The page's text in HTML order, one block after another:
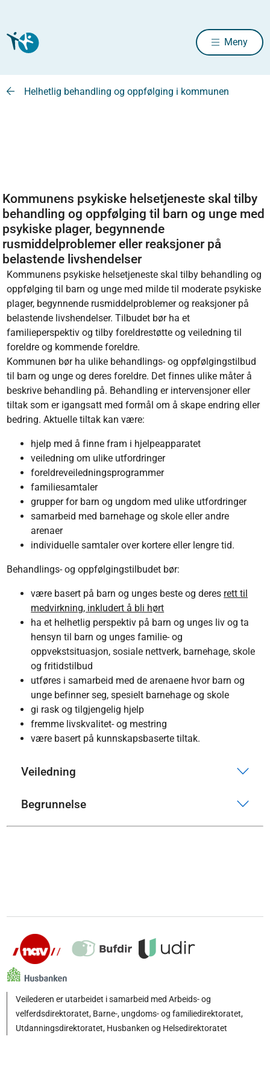
Meny
Helhetlig behandling og oppfølging i kommunen
Kommunens psykiske helsetjeneste skal tilby
behandling og oppfølging til barn og unge med
psykiske plager, begynnende
rusmiddelproblemer eller reaksjoner på
belastende livshendelser
Kommunens psykiske helsetjeneste skal tilby behandling og
oppfølging til barn og unge med milde til moderate psykiske
plager, begynnende rusmiddelproblemer og reaksjoner på
belastende livshendelser. Tilbudet bør ha et
familieperspektiv og tilby foreldrestøtte og veiledning til
foreldre og kommende foreldre.
Kommunen bør ha ulike behandlings- og oppfølgingstilbud
til barn og unge og deres foreldre. Det finnes ulike måter å
beskrive behandling på. Behandling er intervensjoner eller
tiltak som er igangsatt med formål om å skape endring eller
bedring. Aktuelle tiltak kan være:
hjelp med å finne fram i hjelpeapparatet
veiledning om ulike utfordringer
foreldreveiledningsprogrammer
familiesamtaler
grupper for barn og ungdom med ulike utfordringer
samarbeid med barnehage og skole eller andre
arenaer
individuelle samtaler over kortere eller lengre tid.
Behandlings- og oppfølgingstilbudet bør:
være basert på barn og unges beste og deres rett til
medvirkning, inkludert å bli hørt
ha et helhetlig perspektiv på barn og unges liv og ta
hensyn til barn og unges familie- og
oppvekstsituasjon, sosiale nettverk, barnehage, skole
og fritidstilbud
utføres i samarbeid med de arenaene hvor barn og
unge befinner seg, spesielt barnehage og skole
gi rask og tilgjengelig hjelp
fremme livskvalitet- og mestring
være basert på kunnskapsbaserte tiltak.
Veiledning
Begrunnelse
Veilederen er utarbeidet i samarbeid med Arbeids- og
velferdsdirektoratet, Barne-, ungdoms- og familiedirektoratet,
Utdanningsdirektoratet, Husbanken og Helsedirektoratet